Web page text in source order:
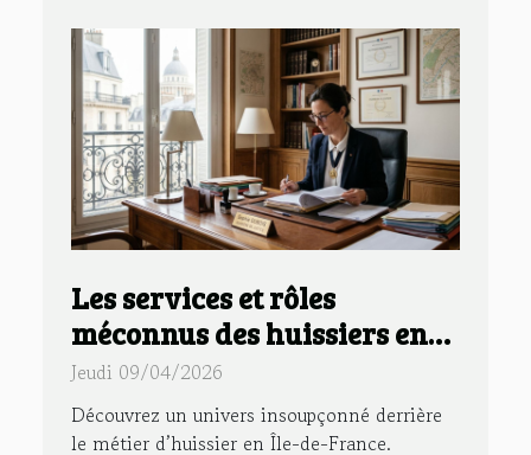
Les services et rôles
méconnus des huissiers en
Île-de-France
Jeudi 09/04/2026
Découvrez un univers insoupçonné derrière
le métier d’huissier en Île-de-France.